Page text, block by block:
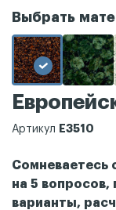
Выбрать
Артикул Е3510
Сомневаетесь
на 5 вопросов,
варианты,